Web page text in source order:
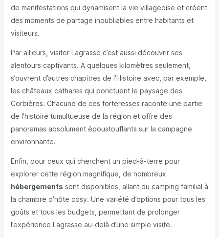
de manifestations qui dynamisent la vie villageoise et créent
des moments de partage inoubliables entre habitants et
visiteurs.
Par ailleurs, visiter Lagrasse c’est aussi découvrir ses
alentours captivants. A quelques kilomètres seulement,
s’ouvrent d’autres chapitres de l’Histoire avec, par exemple,
les châteaux cathares qui ponctuent le paysage des
Corbières. Chacune de ces forteresses raconte une partie
de l’histoire tumultueuse de la région et offre des
panoramas absolument époustouflants sur la campagne
environnante.
Enfin, pour ceux qui cherchent un pied-à-terre pour
explorer cette région magnifique, de nombreux
hébergements sont disponibles, allant du camping familial à
la chambre d’hôte cosy. Une variété d’options pour tous les
goûts et tous les budgets, permettant de prolonger
l’expérience Lagrasse au-delà d’une simple visite.